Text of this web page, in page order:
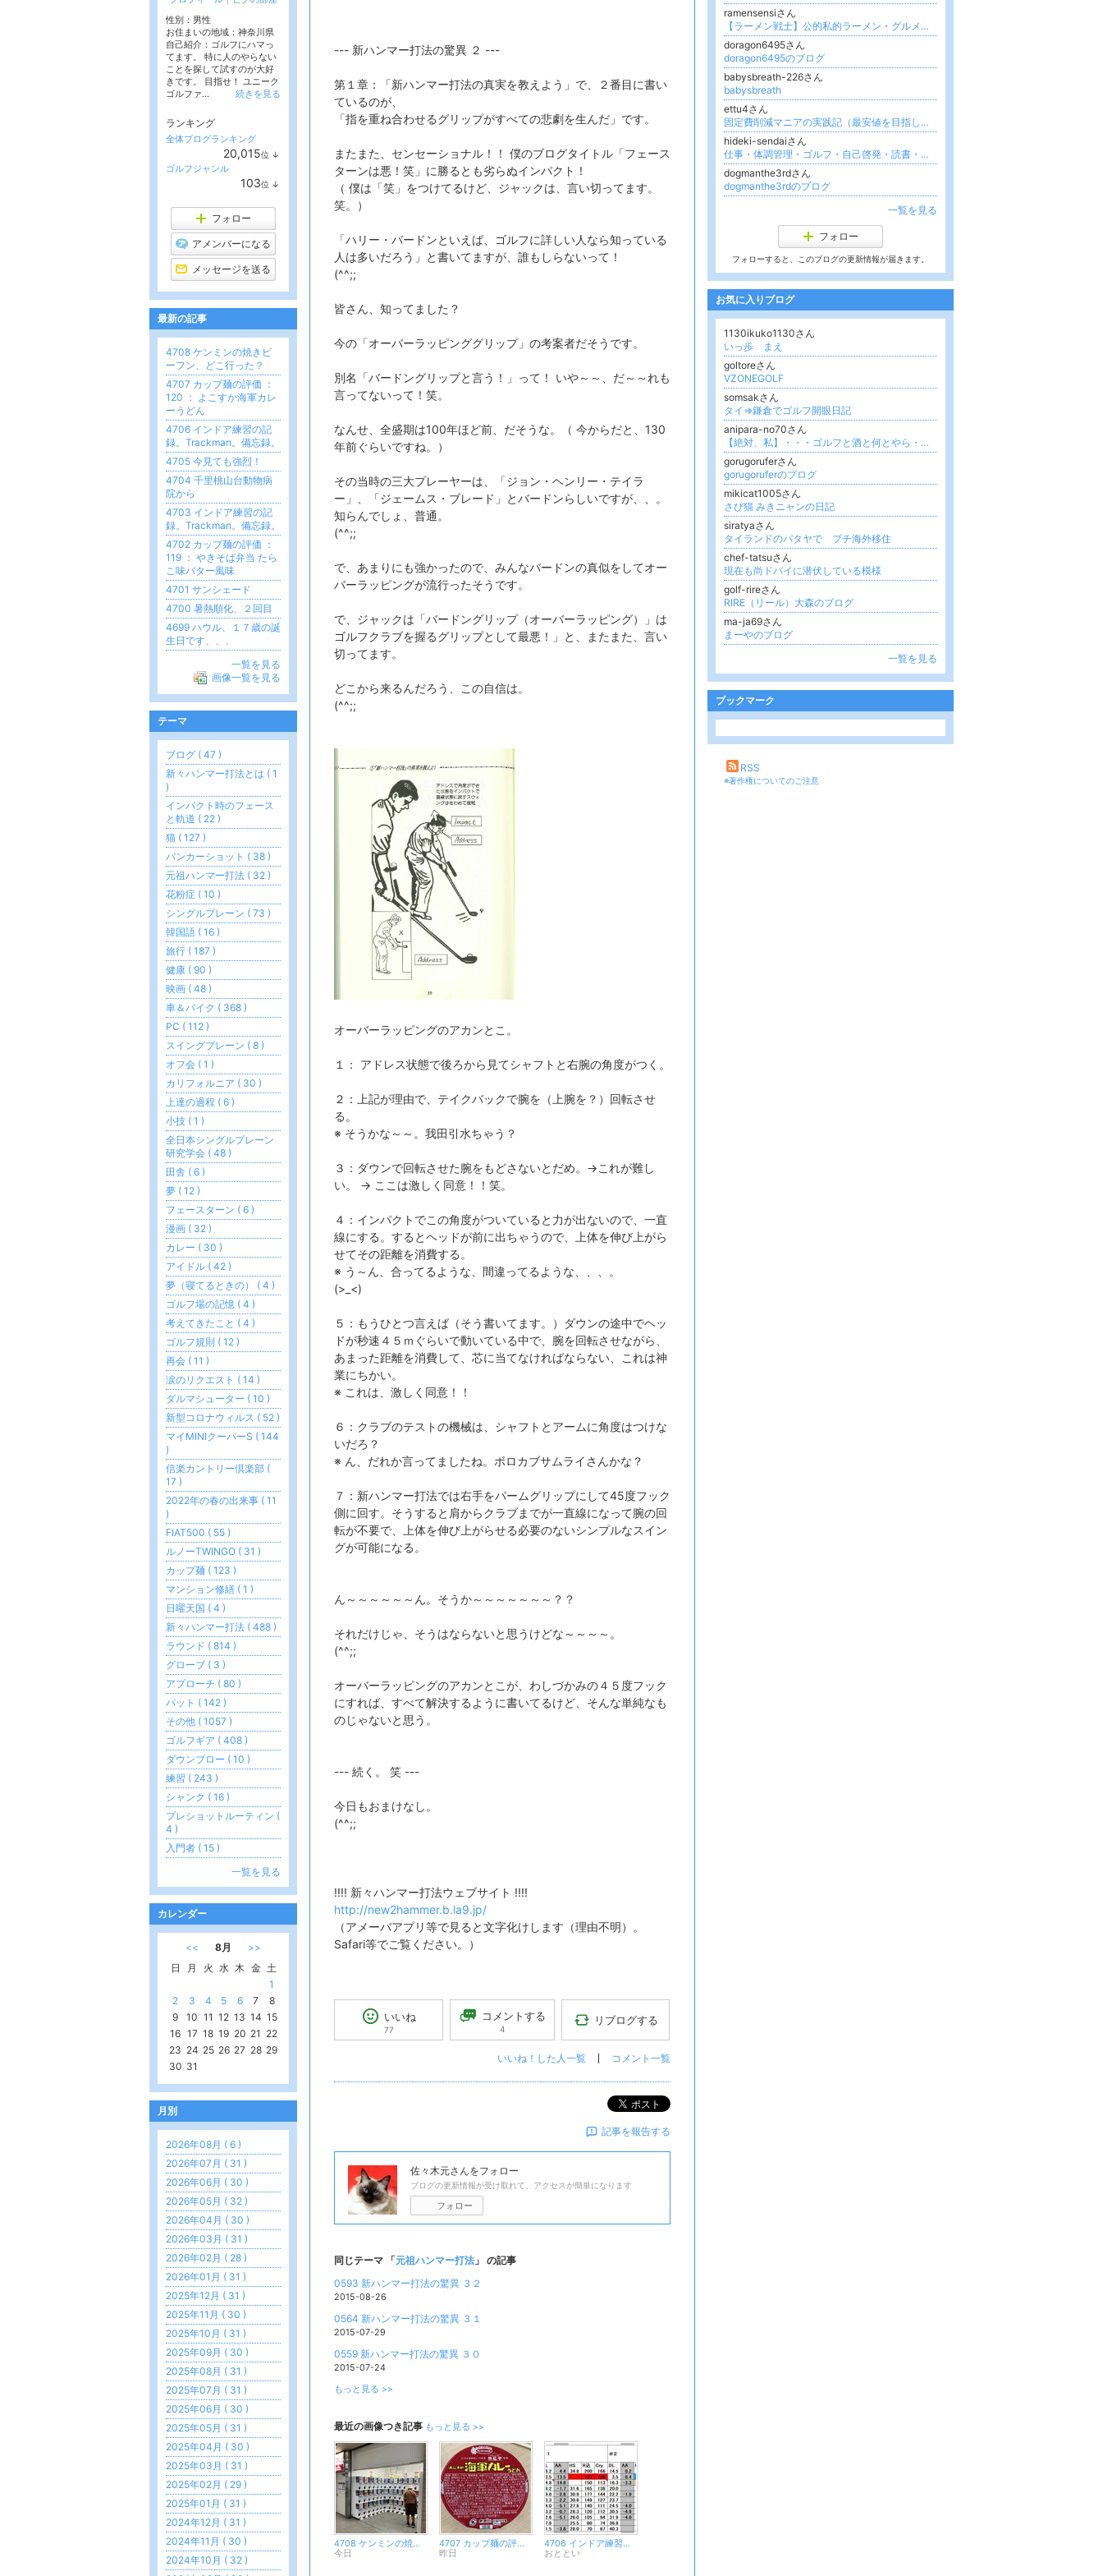
--- 新ハンマー打法の驚異 ２ ---
第１章：「新ハンマー打法の真実を教えよう」で、２番目に書い
ているのが、
「指を重ね合わせるグリップがすべての悲劇を生んだ」です。
またまた、センセーショナル！！ 僕のブログタイトル「フェース
ターンは悪！笑」に勝るとも劣らぬインパクト！
（ 僕は「笑」をつけてるけど、ジャックは、言い切ってます。
笑。）
「ハリー・バードンといえば、ゴルフに詳しい人なら知っている
人は多いだろう」と書いてますが、誰もしらないって！
(^^;;
皆さん、知ってました？
今の「オーバーラッピンググリップ」の考案者だそうです。
別名「バードングリップと言う！」って！ いや～～、だ～～れも
言ってないって！笑。
なんせ、全盛期は100年ほど前、だそうな。（ 今からだと、130
年前ぐらいですね。）
その当時の三大プレーヤーは、「ジョン・ヘンリー・テイラ
ー」、「ジェームス・ブレード」とバードンらしいですが、、。
知らんでしょ、普通。
(^^;;
で、あまりにも強かったので、みんなバードンの真似をしてオー
バーラッピングが流行ったそうです。
で、ジャックは「バードングリップ（オーバーラッピング）」は
ゴルフクラブを握るグリップとして最悪！」と、またまた、言い
切ってます。
どこから来るんだろう、この自信は。
(^^;;
オーバーラッピングのアカンとこ。
１： アドレス状態で後ろから見てシャフトと右腕の角度がつく。
２：上記が理由で、テイクバックで腕を（上腕を？）回転させ
る。
※ そうかな～～。我田引水ちゃう？
３：ダウンで回転させた腕をもどさないとだめ。→これが難し
い。 → ここは激しく同意！！笑。
４：インパクトでこの角度がついていると力が出ないので、一直
線にする。するとヘッドが前に出ちゃうので、上体を伸び上がら
せてその距離を消費する。
※ う～ん、合ってるような、間違ってるような、、、。
(>_<)
５：もうひとつ言えば（そう書いてます。）ダウンの途中でヘッ
ドが秒速４５ｍぐらいで動いている中で、腕を回転させながら、
あまった距離を消費して、芯に当てなければならない、これは神
業にちかい。
※ これは、激しく同意！！
６：クラブのテストの機械は、シャフトとアームに角度はつけな
いだろ？
※ ん、だれか言ってましたね。ボロカブサムライさんかな？
７：新ハンマー打法では右手をパームグリップにして45度フック
側に回す。そうすると肩からクラブまでが一直線になって腕の回
転が不要で、上体を伸び上がらせる必要のないシンプルなスイン
グが可能になる。
ん～～～～～～ん。そうか～～～～～～～？？
それだけじゃ、そうはならないと思うけどな～～～～。
(^^;;
オーバーラッピングのアカンとこが、わしづかみの４５度フック
にすれば、すべて解決するように書いてるけど、そんな単純なも
のじゃないと思う。
--- 続く。 笑 ---
今日もおまけなし。
(^^;;
!!!! 新々ハンマー打法ウェブサイト !!!!
http://new2hammer.b.la9.jp/
（アメーバアプリ等で見ると文字化けします（理由不明）。
Safari等でご覧ください。）
いいね
77
コメントする
4
リブログする
いいね！した人一覧 コメント一覧
ポスト
記事を報告する
佐々木元さんをフォロー
ブログの更新情報が受け取れて、アクセスが簡単になります
フォロー
同じテーマ 「元祖ハンマー打法 」 の記事
0593 新ハンマー打法の驚異 ３２
2015-08-26
0564 新ハンマー打法の驚異 ３１
2015-07-29
0559 新ハンマー打法の驚異 ３０
2015-07-24
もっと見る >>
最近の画像つき記事 もっと見る >>
4708 ケンミンの焼きビーフン、どこ行った？
今日
4707 カップ麺の評価 ： 120 ： よこすか海軍カレーうどん
昨日
4706 インドア練習の記録。Trackman。備忘録。
おととい
ramensensiさん
【ラーメン戦士】公的私的ラーメン・グルメ日記 (松戸、船橋、鎌ヶ谷、白井、柏、印西)
doragon6495さん
doragon6495のブログ
babysbreath-226さん
babysbreath
ettu4さん
固定費削減マニアの実践記（最安値を目指して）
hideki-sendaiさん
仕事・体調管理・ゴルフ・自己啓発・読書・映画
dogmanthe3rdさん
dogmanthe3rdのブログ
一覧を見る
フォロー
フォローすると、このブログの更新情報が届きます。
お気に入りブログ
1130ikuko1130さん
いっ歩 まえ
goltoreさん
VZONEGOLF
somsakさん
タイ⇒鎌倉でゴルフ開眼日記
anipara-no70さん
【絶対、私】・・・ゴルフと酒と何とやら・・・
gorugoruferさん
gorugoruferのブログ
mikicat1005さん
さび猫 みきニャンの日記
siratyaさん
タイランドのパタヤで プチ海外移住
chef-tatsuさん
現在も尚ドバイに潜伏している模様
golf-rireさん
RIRE（リール）大森のブログ
ma-ja69さん
まーやのブログ
一覧を見る
ブックマーク
RSS
※著作権についてのご注意
性別： 男性
お住まいの地域： 神奈川県
自己紹介：ゴルフにハマっ
てます。 特に人のやらない
ことを探して試すのが大好
きです。 目指せ！ ユニーク
ゴルファ...
続きを見る
ランキング
全体ブログランキング
20,015位 ↓
ゴルフジャンル
103位 ↓
フォロー
アメンバーになる
メッセージを送る
最新の記事
4708 ケンミンの焼きビ
ーフン、どこ行った？
4707 カップ麺の評価 ：
120 ： よこすか海軍カレ
ーうどん
4706 インドア練習の記
録。Trackman。備忘録。
4705 今見ても強烈！
4704 千里桃山台動物病
院から
4703 インドア練習の記
録。Trackman。備忘録。
4702 カップ麺の評価 ：
119 ： やきそば弁当 たら
こ味バター風味
4701 サンシェード
4700 暑熱順化、２回目
4699 ハウル、１７歳の誕
生日です、、、
一覧を見る
画像一覧を見る
テーマ
ブログ ( 47 )
新々ハンマー打法とは ( 1
)
インパクト時のフェース
と軌道 ( 22 )
猫 ( 127 )
バンカーショット ( 38 )
元祖ハンマー打法 ( 32 )
花粉症 ( 10 )
シングルプレーン ( 73 )
韓国語 ( 16 )
旅行 ( 187 )
健康 ( 90 )
映画 ( 48 )
車＆バイク ( 368 )
PC ( 112 )
スイングプレーン ( 8 )
オフ会 ( 1 )
カリフォルニア ( 30 )
上達の過程 ( 6 )
小技 ( 1 )
全日本シングルプレーン
研究学会 ( 48 )
田舎 ( 6 )
夢 ( 12 )
フェースターン ( 6 )
漫画 ( 32 )
カレー ( 30 )
アイドル ( 42 )
夢（寝てるときの） ( 4 )
ゴルフ場の記憶 ( 4 )
考えてきたこと ( 4 )
ゴルフ規則 ( 12 )
再会 ( 11 )
涙のリクエスト ( 14 )
ダルマシューター ( 10 )
新型コロナウィルス ( 52 )
マイMINIクーパーS ( 144
)
信楽カントリー倶楽部 (
17 )
2022年の春の出来事 ( 11
)
FIAT500 ( 55 )
ルノーTWINGO ( 31 )
カップ麺 ( 123 )
マンション修繕 ( 1 )
日曜天国 ( 4 )
新々ハンマー打法 ( 488 )
ラウンド ( 814 )
グローブ ( 3 )
アプローチ ( 80 )
パット ( 142 )
その他 ( 1057 )
ゴルフギア ( 408 )
ダウンブロー ( 10 )
練習 ( 243 )
シャンク ( 16 )
プレショットルーティン (
4 )
入門者 ( 15 )
一覧を見る
カレンダー
<< 8月
>>
日
月 火 水 木 金 土
1
2
3 4 5 6 7
8
9
10 11 12 13 14 15
16 17 18 19 20 21 22
23 24 25 26 27 28 29
30 31
月別
2026年08月 ( 6 )
2026年07月 ( 31 )
2026年06月 ( 30 )
2026年05月 ( 32 )
2026年04月 ( 30 )
2026年03月 ( 31 )
2026年02月 ( 28 )
2026年01月 ( 31 )
2025年12月 ( 31 )
2025年11月 ( 30 )
2025年10月 ( 31 )
2025年09月 ( 30 )
2025年08月 ( 31 )
2025年07月 ( 31 )
2025年06月 ( 30 )
2025年05月 ( 31 )
2025年04月 ( 30 )
2025年03月 ( 31 )
2025年02月 ( 29 )
2025年01月 ( 31 )
2024年12月 ( 31 )
2024年11月 ( 30 )
2024年10月 ( 32 )